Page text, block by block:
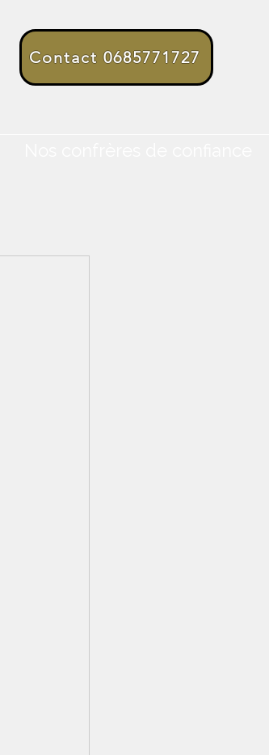
Contact 0685771727